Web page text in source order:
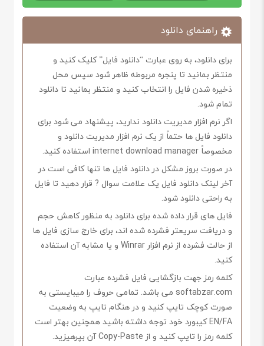
راهنمای دانلود
برای دانلود، به روی عبارت “دانلود فایل” کلیک کنید و
منتظر بمانید تا پنجره مربوطه ظاهر شود سپس محل
ذخیره شدن فایل را انتخاب کنید و منتظر بمانید تا دانلود
تمام شود.
اگر نرم افزار مدیریت دانلود ندارید، پیشنهاد می شود برای
دانلود فایل ها حتماً از یک نرم افزار مدیریت دانلود و
مخصوصاً internet download manager استفاده کنید.
در صورت بروز مشکل در دانلود فایل ها تنها کافی است در
آخر لینک دانلود فایل یک علامت سوال ? قرار دهید تا فایل
به راحتی دانلود شود.
فایل های قرار داده شده برای دانلود به منظور کاهش حجم
و دریافت سریعتر فشرده شده اند، برای خارج سازی فایل ها
از حالت فشرده از نرم افزار Winrar و یا مشابه آن استفاده
کنید.
کلمه رمز جهت بازگشایی فایل فشرده عبارت
softabzar.com می باشد. تمامی حروف را میبایستی به
صورت کوچک تایپ کنید و در هنگام تایپ به وضعیت
EN/FA کیبورد خود توجه داشته باشید همچنین بهتر است
کلمه رمز را تایپ کنید و از Copy-Paste آن بپرهیزید.